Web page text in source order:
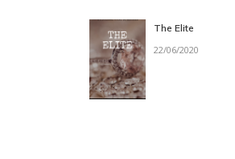
The Elite
22/06/2020